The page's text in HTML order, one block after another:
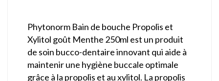
Phytonorm Bain de bouche Propolis et
Xylitol goût Menthe 250ml est un produit
de soin bucco-dentaire innovant qui aide à
maintenir une hygiène buccale optimale
grâce à la propolis et au xylitol. La propolis